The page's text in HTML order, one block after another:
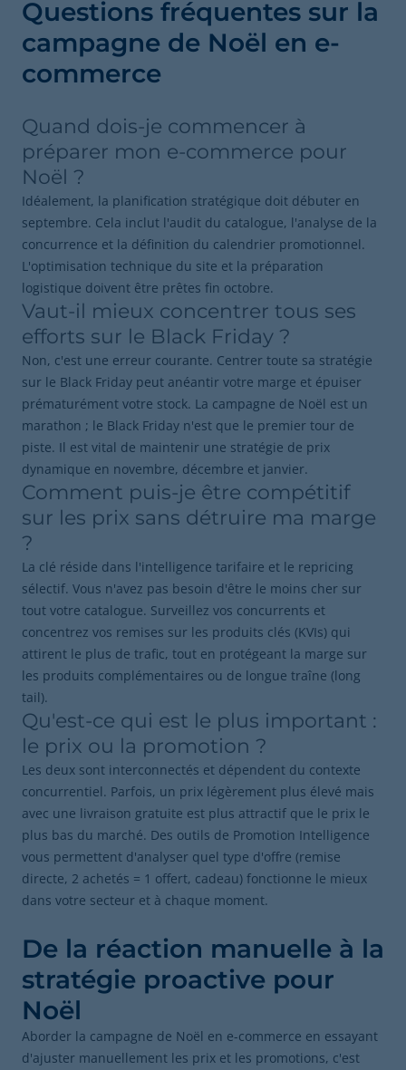
Questions fréquentes sur la
campagne de Noël en e-
commerce
Quand dois-je commencer à
préparer mon e-commerce pour
Noël ?
Idéalement, la planification stratégique doit débuter en
septembre. Cela inclut l'audit du catalogue, l'analyse de la
concurrence et la définition du calendrier promotionnel.
L'optimisation technique du site et la préparation
logistique doivent être prêtes fin octobre.
Vaut-il mieux concentrer tous ses
efforts sur le Black Friday ?
Non, c'est une erreur courante. Centrer toute sa stratégie
sur le Black Friday peut anéantir votre marge et épuiser
prématurément votre stock. La campagne de Noël est un
marathon ; le Black Friday n'est que le premier tour de
piste. Il est vital de maintenir une stratégie de prix
dynamique en novembre, décembre et janvier.
Comment puis-je être compétitif
sur les prix sans détruire ma marge
?
La clé réside dans l'intelligence tarifaire et le repricing
sélectif. Vous n'avez pas besoin d'être le moins cher sur
tout votre catalogue. Surveillez vos concurrents et
concentrez vos remises sur les produits clés (KVIs) qui
attirent le plus de trafic, tout en protégeant la marge sur
les produits complémentaires ou de longue traîne (long
tail).
Qu'est-ce qui est le plus important :
le prix ou la promotion ?
Les deux sont interconnectés et dépendent du contexte
concurrentiel. Parfois, un prix légèrement plus élevé mais
avec une livraison gratuite est plus attractif que le prix le
plus bas du marché. Des outils de Promotion Intelligence
vous permettent d'analyser quel type d'offre (remise
directe, 2 achetés = 1 offert, cadeau) fonctionne le mieux
dans votre secteur et à chaque moment.
De la réaction manuelle à la
stratégie proactive pour
Noël
Aborder la campagne de Noël en e-commerce en essayant
d'ajuster manuellement les prix et les promotions, c'est